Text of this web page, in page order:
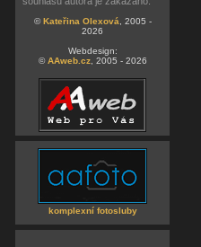
©Kateřina Olexová , 2005 -
2026
Webdesign:
©AAweb.cz, 2005 - 2026
komplexní fotosluby